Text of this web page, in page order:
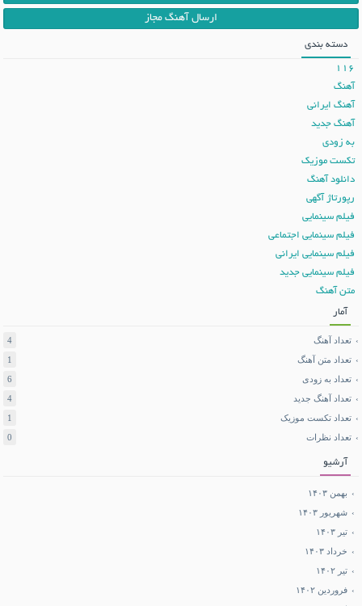
ارسال آهنگ مجاز
دسته بندی
116
آهنگ
آهنگ ایرانی
آهنگ جدید
به زودی
تکست موزیک
دانلود آهنگ
رپورتاژ آگهی
فیلم سینمایی
فیلم سینمایی اجتماعی
فیلم سینمایی ایرانی
فیلم سینمایی جدید
متن آهنگ
آمار
تعداد آهنگ
4
تعداد متن آهنگ
1
تعداد به زودی
6
تعداد آهنگ جدید
4
تعداد تکست موزیک
1
تعداد نظرات
0
آرشیو
بهمن ۱۴۰۳
شهریور ۱۴۰۳
تیر ۱۴۰۳
خرداد ۱۴۰۳
تیر ۱۴۰۲
فروردین ۱۴۰۲